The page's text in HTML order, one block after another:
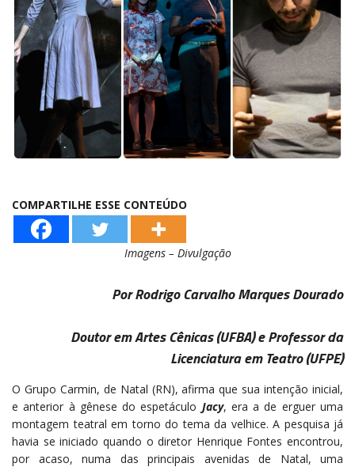
COMPARTILHE ESSE CONTEÚDO
Imagens – Divulgação
Por Rodrigo Carvalho Marques Dourado
Doutor em Artes Cênicas (UFBA) e Professor da
Licenciatura em Teatro (UFPE)
O Grupo Carmin, de Natal (RN), afirma que sua intenção inicial,
e anterior à gênese do espetáculo Jacy, era a de erguer uma
montagem teatral em torno do tema da velhice. A pesquisa já
havia se iniciado quando o diretor Henrique Fontes encontrou,
por acaso, numa das principais avenidas de Natal, uma